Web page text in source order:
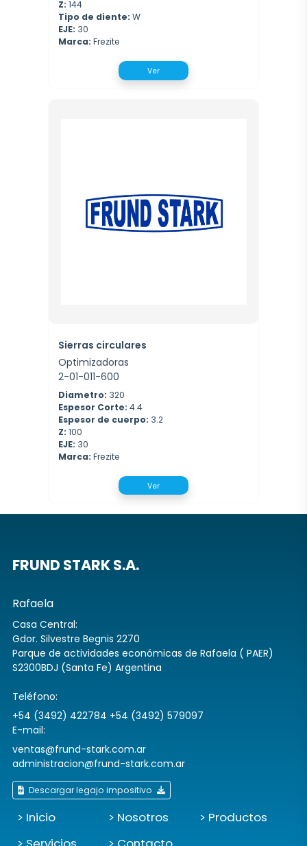
Z: 144
Tipo de diente: W
EJE: 30
Marca: Frezite
Ver
Sierras circulares
Optimizadoras
2-01-011-600
Diametro: 320
Espesor Corte: 4.4
Espesor de cuerpo: 3.2
Z: 100
EJE: 30
Marca: Frezite
Ver
FRUND STARK S.A.
Rafaela
Casa Central:
Gdor. Silvestre Begnis 2270
Parque de actividades económicas de Rafaela ( PAER)
S2300BDJ (Santa Fe) Argentina
Teléfono:
+54 (3492) 422784 +54 (3492) 579097
E-mail:
ventas@frund-stark.com.ar
administracion@frund-stark.com.ar
Descargar legajo impositivo
> Inicio > Nosotros
> Productos